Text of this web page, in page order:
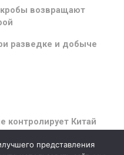
возвращают
разведке и добыче
контролирует Китай
представления